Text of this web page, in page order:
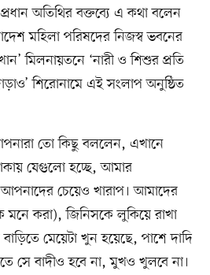
অতিথির বক্তব্যে এ কথা বলেন
মহিলা পরিষদের নিজস্ব ভবনের
মিলনায়তনে ‘নারী ও শিশুর প্রতি
শিরোনামে এই সংলাপ অনুষ্ঠিত
তো কিছু বললেন, এখানে
যেগুলো হচ্ছে, আমার
আপনাদের চেয়েও খারাপ। আমাদের
মনে করা), জিনিসকে লুকিয়ে রাখা
মেয়েটা খুন হয়েছে, পাশে দাদি
সে বাদীও হবে না, মুখও খুলবে না।